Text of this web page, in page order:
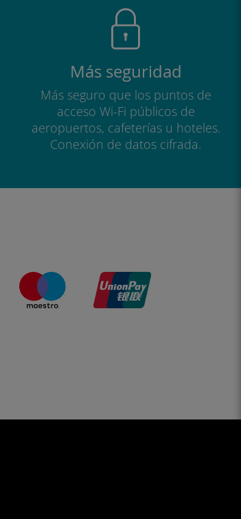
Más seguridad
Más seguro que los puntos de
acceso Wi-Fi públicos de
aeropuertos, cafeterías u hoteles.
Conexión de datos cifrada.